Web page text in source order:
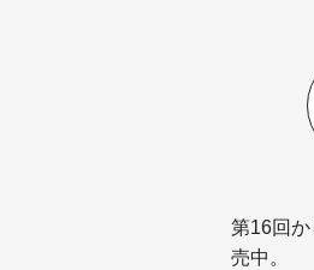
第16回
売中。